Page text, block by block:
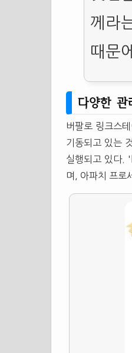
께라
때문
다양한 관
버팔로 링크스
기동되고 있는
실행되고 있다
며, 아파치 프로